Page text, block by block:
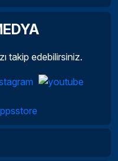
takip edebilirsiniz.